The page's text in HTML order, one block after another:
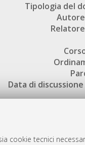
cookie tecnici
Tipologia del
Data di